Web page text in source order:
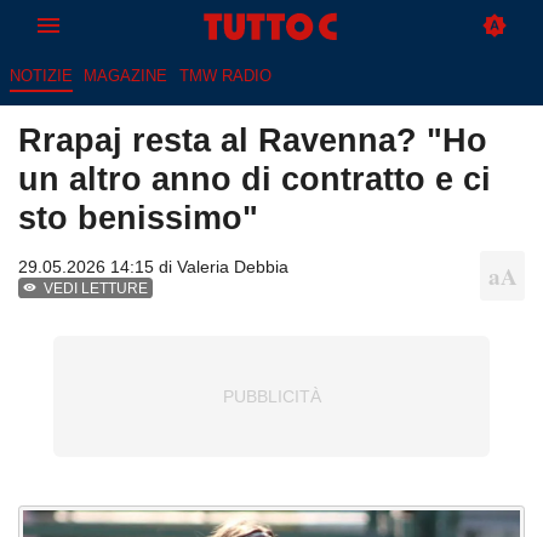
NOTIZIE MAGAZINE TMW RADIO
Rrapaj resta al Ravenna? "Ho
un altro anno di contratto e ci
sto benissimo"
29.05.2026 14:15 di Valeria Debbia
VEDI LETTURE